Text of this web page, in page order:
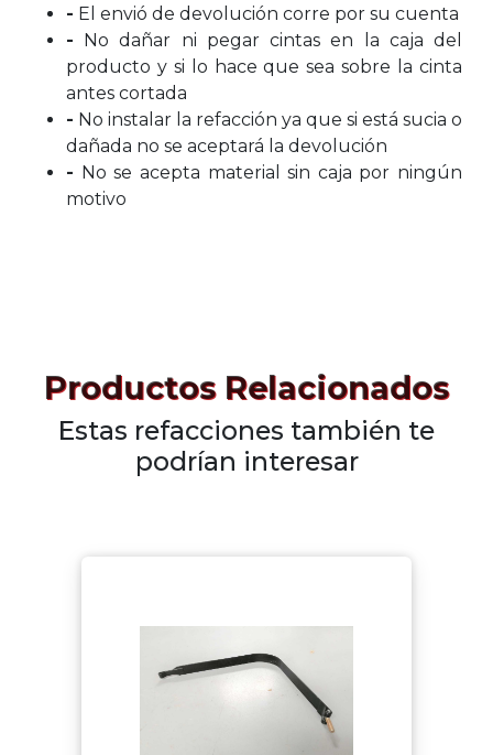
- El envió de devolución corre por su cuenta
- No dañar ni pegar cintas en la caja del
producto y si lo hace que sea sobre la cinta
antes cortada
- No instalar la refacción ya que si está sucia o
dañada no se aceptará la devolución
- No se acepta material sin caja por ningún
motivo
Productos Relacionados
Estas refacciones también te
podrían interesar